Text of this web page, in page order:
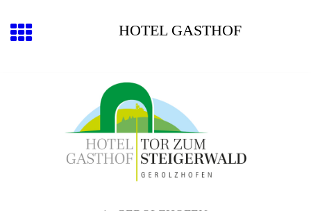
HOTEL GASTHOF